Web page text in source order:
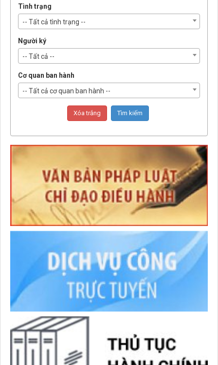
Tình trạng
-- Tất cả tình trạng --
Người ký
-- Tất cả --
Cơ quan ban hành
-- Tất cả cơ quan ban hành --